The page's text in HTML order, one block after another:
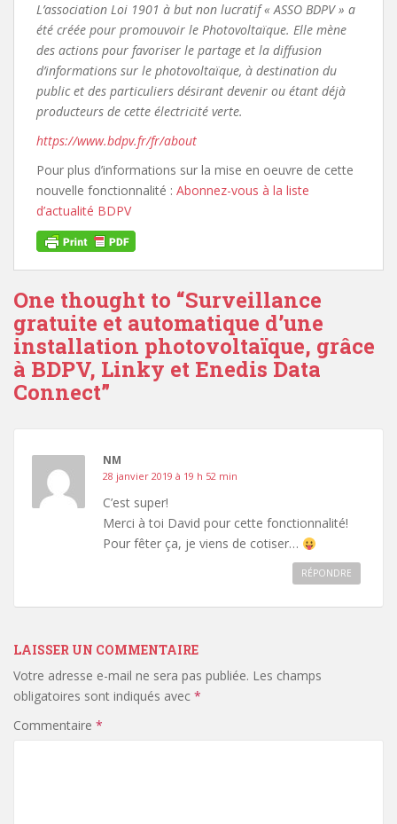
L’association Loi 1901 à but non lucratif « ASSO BDPV » a
été créée pour promouvoir le Photovoltaïque. Elle mène
des actions pour favoriser le partage et la diffusion
d’informations sur le photovoltaïque, à destination du
public et des particuliers désirant devenir ou étant déjà
producteurs de cette électricité verte.
https://www.bdpv.fr/fr/about
Pour plus d’informations sur la mise en oeuvre de cette
nouvelle fonctionnalité : Abonnez-vous à la liste
d’actualité BDPV
One thought to “Surveillance
gratuite et automatique d’une
installation photovoltaïque, grâce
à BDPV, Linky et Enedis Data
Connect”
NM
28 janvier 2019 à 19 h 52 min
C’est super!
Merci à toi David pour cette fonctionnalité!
Pour fêter ça, je viens de cotiser…
RÉPONDRE
LAISSER UN COMMENTAIRE
Votre adresse e-mail ne sera pas publiée. Les champs
obligatoires sont indiqués avec *
Commentaire *